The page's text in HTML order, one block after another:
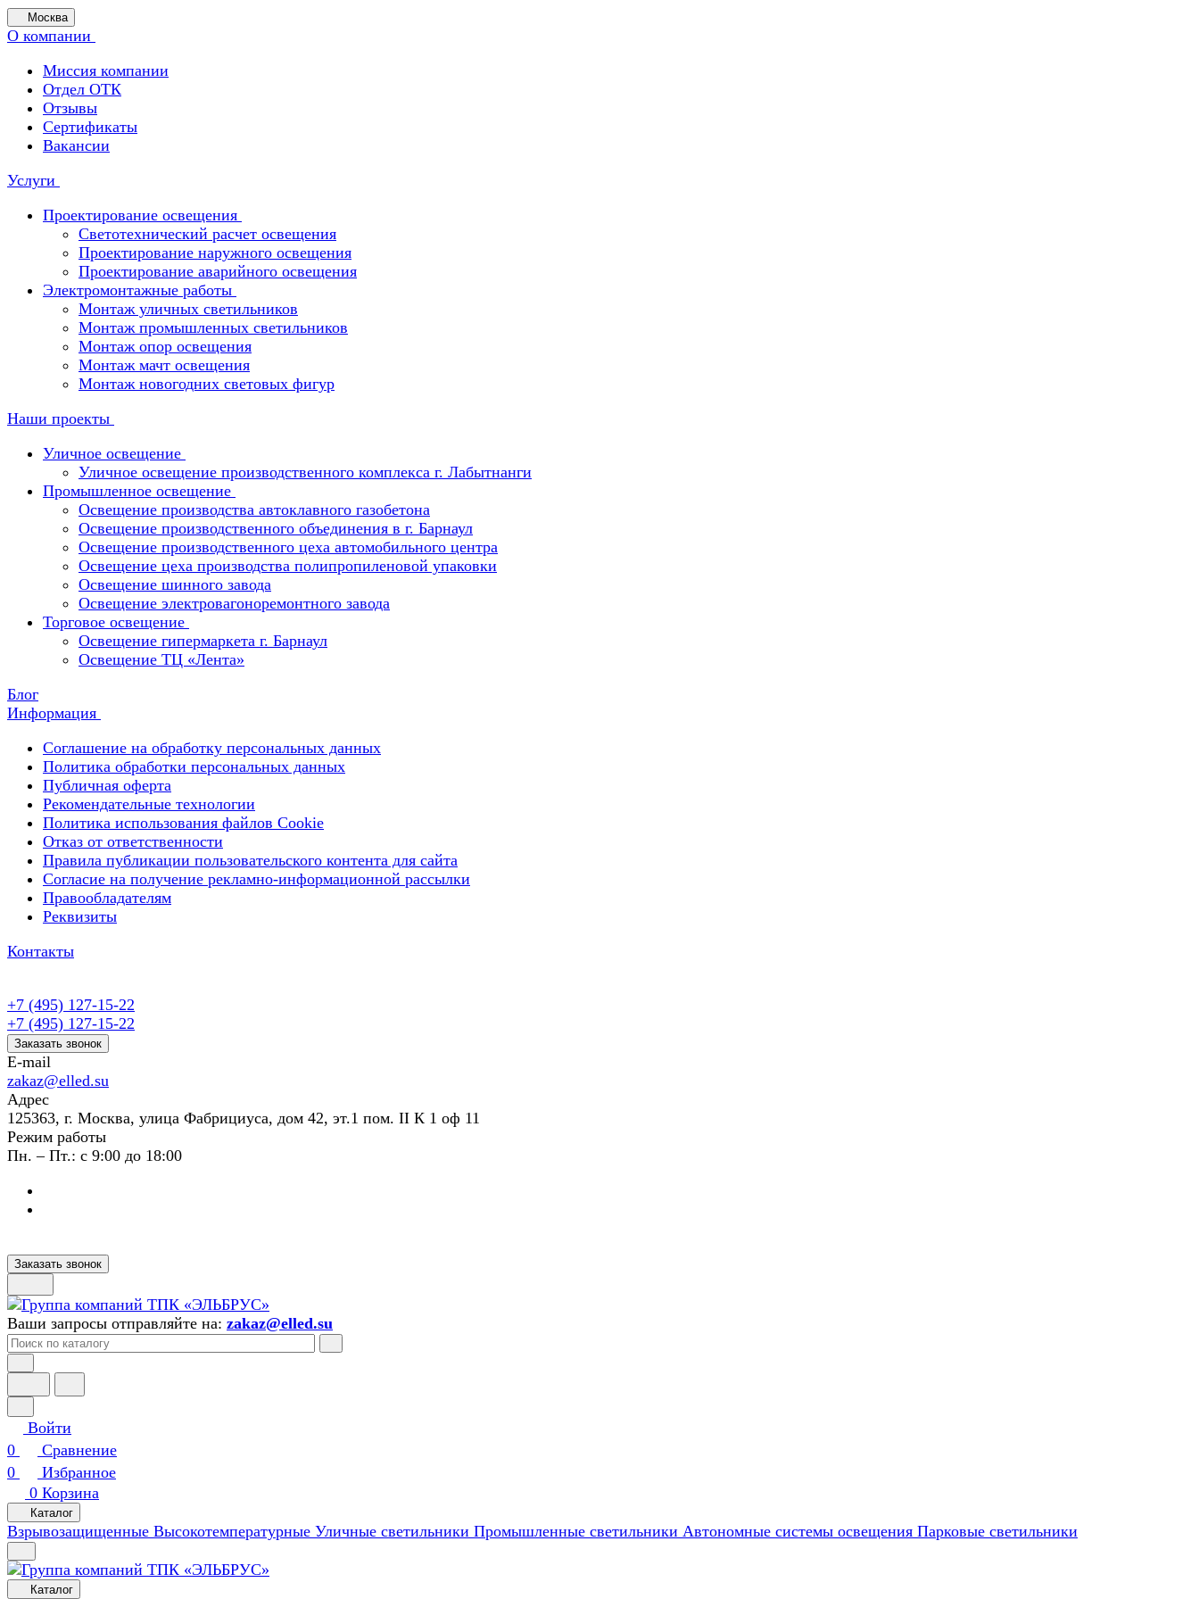
Москва
О компании
Миссия компании
Отдел ОТК
Отзывы
Сертификаты
Вакансии
Услуги
Проектирование освещения
Светотехнический расчет освещения
Проектирование наружного освещения
Проектирование аварийного освещения
Электромонтажные работы
Монтаж уличных светильников
Монтаж промышленных светильников
Монтаж опор освещения
Монтаж мачт освещения
Монтаж новогодних световых фигур
Наши проекты
Уличное освещение
Уличное освещение производственного комплекса г. Лабытнанги
Промышленное освещение
Освещение производства автоклавного газобетона
Освещение производственного объединения в г. Барнаул
Освещение производственного цеха автомобильного центра
Освещение цеха производства полипропиленовой упаковки
Освещение шинного завода
Освещение электровагоноремонтного завода
Торговое освещение
Освещение гипермаркета г. Барнаул
Освещение ТЦ «Лента»
Блог
Информация
Соглашение на обработку персональных данных
Политика обработки персональных данных
Публичная оферта
Рекомендательные технологии
Политика использования файлов Cookie
Отказ от ответственности
Правила публикации пользовательского контента для сайта
Согласие на получение рекламно-информационной рассылки
Правообладателям
Реквизиты
Контакты
+7 (495) 127-15-22
+7 (495) 127-15-22
Заказать звонок
E-mail
zakaz@elled.su
Адрес
125363, г. Москва, улица Фабрициуса, дом 42, эт.1 пом. II К 1 оф 11
Режим работы
Пн. – Пт.: с 9:00 до 18:00
Заказать звонок
Ваши запросы отправляйте на: zakaz@elled.su
Войти
0
Сравнение
0
Избранное
0 Корзина
Каталог
Взрывозащищенные Высокотемпературные Уличные светильники Промышленные светильники Автономные системы освещения Парковые светильники
Каталог